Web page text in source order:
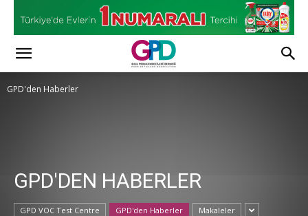
GPD'den Haberler
GPD'DEN HABERLER
GPD VOC Test Centre GPD'den Haberler Makaleler